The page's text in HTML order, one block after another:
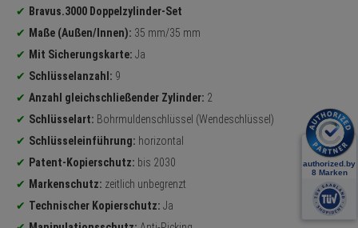
Bravus.3000 Doppelzylinder-Set
Maße (Außen/Innen): 35 mm/35 mm
Mit Sicherungskarte: Ja
Schlüsselanzahl: 9
Anzahl gleichschließender Zylinder: 2
Schlüsselart: Bohrmuldenschlüssel (Wendeschlüssel)
Schlüsseleinführung: horizontal
Patent-Kopierschutz: bis 2030
Markenschutz: zeitlich unbegrenzt
Technischer Kopierschutz: Ja